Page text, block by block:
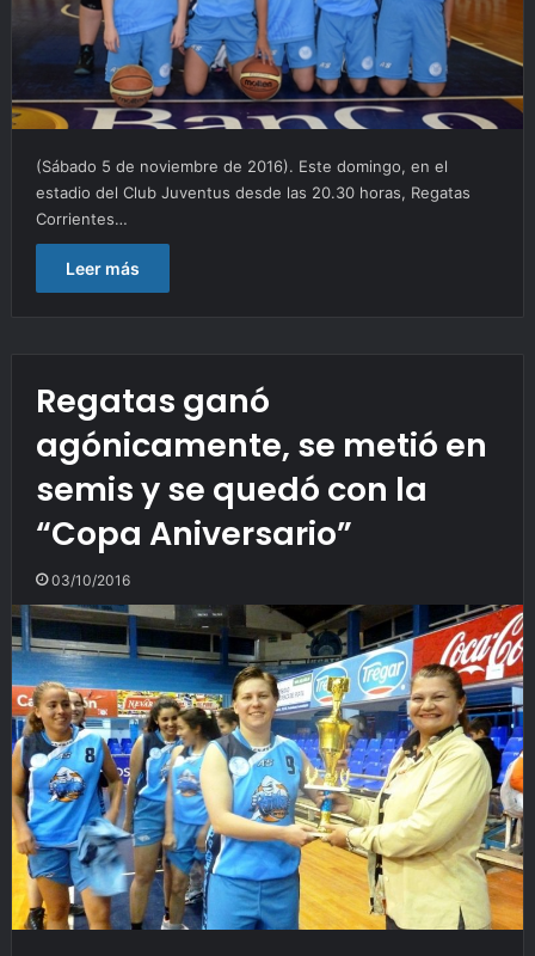
(Sábado 5 de noviembre de 2016). Este domingo, en el
estadio del Club Juventus desde las 20.30 horas, Regatas
Corrientes…
Leer más
Regatas ganó
agónicamente, se metió en
semis y se quedó con la
“Copa Aniversario”
03/10/2016